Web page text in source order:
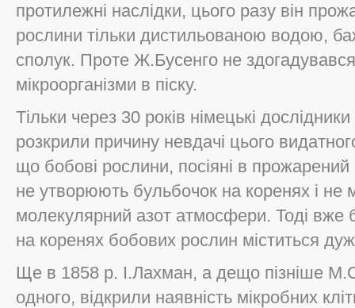
протилежні наслідки, цього разу він
рослини тільки дистильованою водою,
сполук. Проте Ж.Бусенго не
мікроорганізми в піску.
Тільки через 30 років німецькі
розкрили причину невдачі цього
що бобові рослини, посіяні в прожарений
не утворюють бульбочок на коренях і не
молекулярний азот атмосфери. Тоді вже
на коренях бобових рослин міститься
Ще в 1858 р. І.Лахман, а дещо пізніше
одного, відкрили наявність мікробних